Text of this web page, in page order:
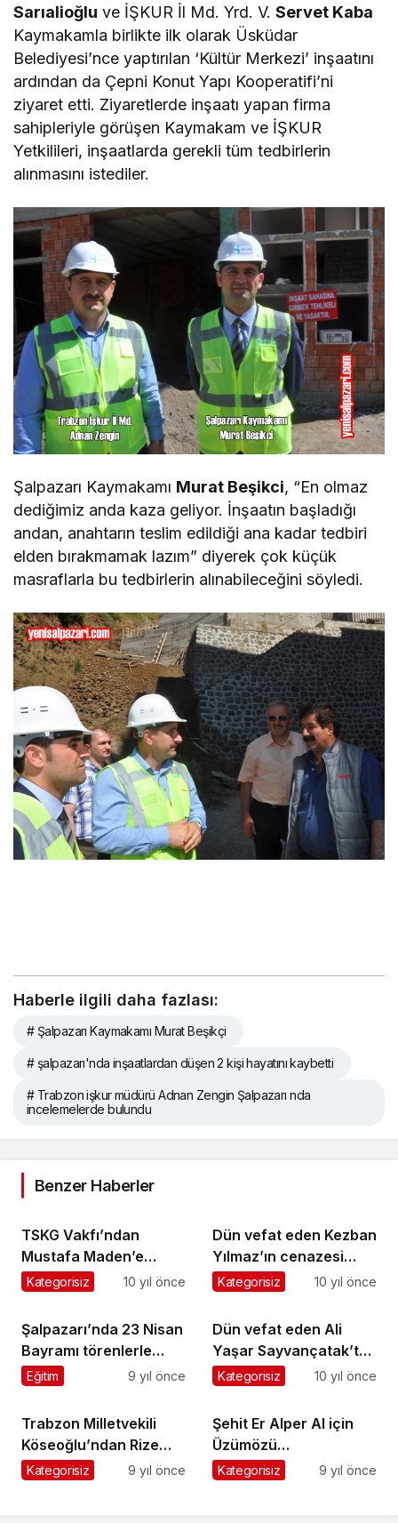
Sarıalioğlu ve İŞKUR İl Md. Yrd. V.Servet Kaba
Kaymakamla birlikte ilk olarak Üsküdar
Belediyesi’nce yaptırılan ‘Kültür Merkezi’ inşaatını
ardından da Çepni Konut Yapı Kooperatifi’ni
ziyaret etti. Ziyaretlerde inşaatı yapan firma
sahipleriyle görüşen Kaymakam ve İŞKUR
Yetkilileri, inşaatlarda gerekli tüm tedbirlerin
alınmasını istediler.
Şalpazarı Kaymakamı Murat Beşikci, “En olmaz
dediğimiz anda kaza geliyor. İnşaatın başladığı
andan, anahtarın teslim edildiği ana kadar tedbiri
elden bırakmamak lazım” diyerek çok küçük
masraflarla bu tedbirlerin alınabileceğini söyledi.
Haberle ilgili daha fazlası:
# Şalpazarı Kaymakamı Murat Beşikçi
# şalpazarı'nda inşaatlardan düşen 2 kişi hayatını kaybetti
# Trabzon işkur müdürü Adnan Zengin Şalpazarı nda
incelemelerde bulundu
Benzer Haberler
TSKG Vakfı’ndan
Mustafa Maden’e
Gümüş Madalya verildi
Kategorisiz 10 yıl önce
Dün vefat eden Kezban
Yılmaz’ın cenazesi
Sugören’de toprağa
Kategorisiz 10 yıl önce
Şalpazarı’nda 23 Nisan
Bayramı törenlerle
kutlandı
Eğitim 9 yıl önce
Dün vefat eden Ali
Yaşar Sayvançatak’ta
toprağa verildi
Kategorisiz 10 yıl önce
Trabzon Milletvekili
Köseoğlu’ndan Rize
Milletvekili Ayar’a
Kategorisiz 9 yıl önce
Şehit Er Alper Al için
Üzümözü
Mahallesi’nde Mevlit
Kategorisiz 9 yıl önce